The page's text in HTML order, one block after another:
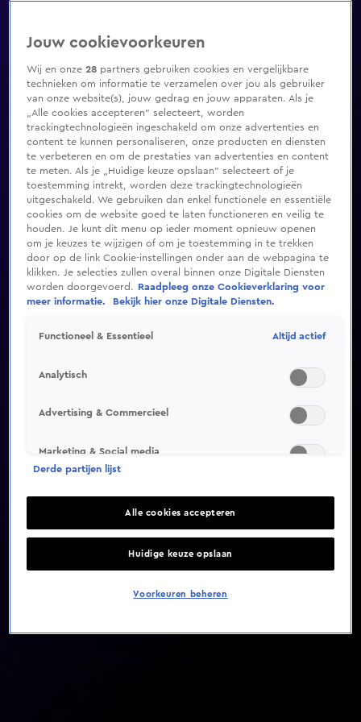
Video helaas niet gevonden
Jouw cookievoorkeuren
Wij en onze28 partners gebruiken cookies en vergelijkbare
technieken om informatie te verzamelen over jou als gebruiker
van onze website(s), jouw gedrag en jouw apparaten. Als je
„Alle cookies accepteren” selecteert, worden
trackingtechnologieën ingeschakeld om onze advertenties en
content te kunnen personaliseren, onze producten en diensten
te verbeteren en om de prestaties van advertenties en content
te meten. Als je „Huidige keuze opslaan” selecteert of je
toestemming intrekt, worden deze trackingtechnologieën
uitgeschakeld. We gebruiken dan enkel functionele en essentiële
cookies om de website goed te laten functioneren en veilig te
houden. Je kunt dit menu op ieder moment opnieuw openen
om je keuzes te wijzigen of om je toestemming in te trekken
door op de link Cookie-instellingen onder aan de webpagina te
klikken. Je selecties zullen overal binnen onze Digitale Diensten
worden doorgevoerd.
Raadpleeg onze Cookieverklaring voor
meer informatie.
Bekijk hier onze Digitale Diensten.
Functioneel & Essentieel Altijd actief
Analytisch
Advertising & Commercieel
Marketing & Social media
Derde partijen lijst
Alle cookies accepteren
Huidige keuze opslaan
Voorkeuren beheren